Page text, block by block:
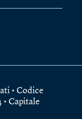
• Codice
• Capitale